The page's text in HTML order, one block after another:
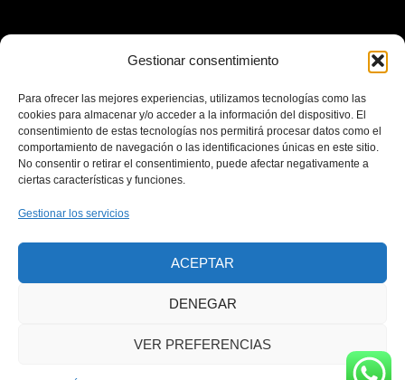
Gestionar consentimiento
Para ofrecer las mejores experiencias, utilizamos tecnologías como las
cookies para almacenar y/o acceder a la información del dispositivo. El
consentimiento de estas tecnologías nos permitirá procesar datos como el
comportamiento de navegación o las identificaciones únicas en este sitio.
No consentir o retirar el consentimiento, puede afectar negativamente a
ciertas características y funciones.
Gestionar los servicios
ACEPTAR
DENEGAR
VER PREFERENCIAS
Email
cubaenvio1@gmail.com
Dirección
Rozas de Madrid Madrid-España. Horario Comercial
Lunes-Viernes 10:00–13:00, 17:00–19:00 Horario
Comercial Sábados 10:00–13:00
POLÍTICA DE PRIVACIDAD